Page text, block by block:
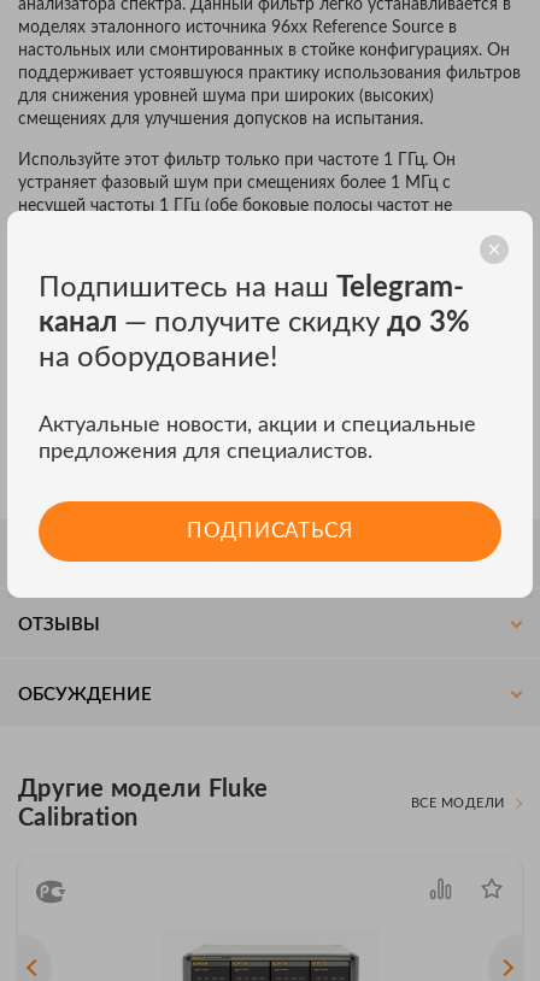
анализатора спектра. Данный фильтр легко устанавливается в
моделях эталонного источника 96xx Reference Source в
настольных или смонтированных в стойке конфигурациях. Он
поддерживает устоявшуюся практику использования фильтров
для снижения уровней шума при широких (высоких)
смещениях для улучшения допусков на испытания.
Используйте этот фильтр только при частоте 1 ГГц. Он
устраняет фазовый шум при смещениях более 1 МГц с
несущей частоты 1 ГГц (обе боковые полосы частот не
когда характеристики фазового шума эталонного источника
96xx RF Reference Source считаются недостаточными для
целевой нагрузки. Только самые высокоэффективные
спектральные анализаторы способны потребовать установки
этого фильтра. Фильтр последовательно соединяется с
разрывным соединительным проводом регулировочной
источника используйте прилагаемый монтажный комплект.
Это крепление полностью совместимо с аксессуаром для
СОВМЕСТИМОСТЬ
ОТЗЫВЫ
ОБСУЖДЕНИЕ
Другие модели Fluke
Calibration
ВСЕ МОДЕЛИ
Подпишитесь на наш Telegram-
канал — получите скидку до 3%
на оборудование!
Актуальные новости, акции и специальные
предложения для специалистов.
ПОДПИСАТЬСЯ